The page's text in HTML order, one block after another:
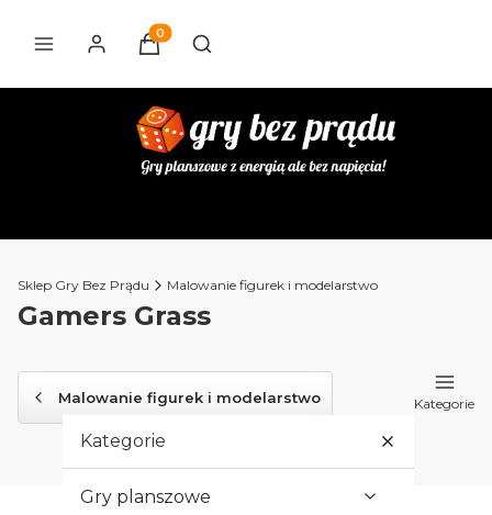
Produkty w koszyku: 0. Zobacz szczegóły
Otwórz wyszukiwarkę
Sklep Gry Bez Prądu Malowanie figurek i modelarstwo
Gamers Grass
Malowanie figurek i modelarstwo Tufty Kwiaty/
Kategorie
Kategorie
Gry planszowe